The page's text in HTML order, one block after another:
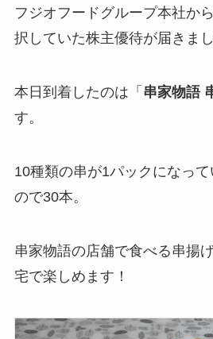
フジオフードグループ本社か
択していた株主優待が届きまし
本日到着したのは「 串家物語
す。
10種類の串が1パックになっ
ので30本。
串家物語の店舗で食べる串揚
宅で楽しめます！